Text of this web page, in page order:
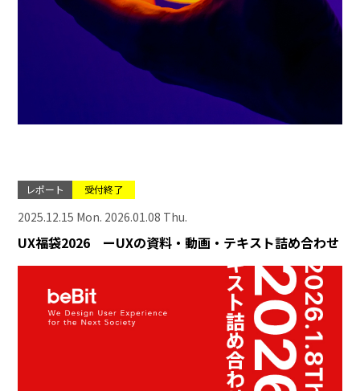
レポート 受付終了
2025.12.15 Mon. 2026.01.08 Thu.
UX福袋2026 ーUXの資料・動画・テキスト詰め合わせ